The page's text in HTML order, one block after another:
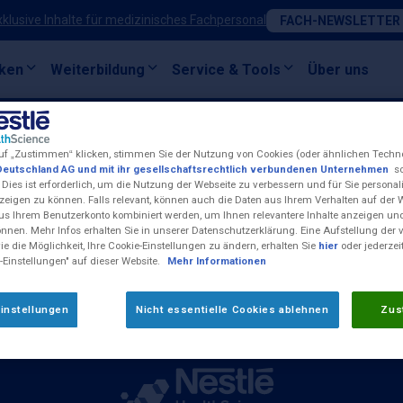
Inhalte für medizinisches Fachpersonal FACH-NEWSLETTER
Weiterbildung Service & Tools Über uns
Uhr und Freitag
Kontakt
Impressum
Nestlé Health Science
Cookie-Einstellungen
Compliance-Meldungen
„Zustimmen“ klicken, stimmen Sie der Nutzung von Cookies (oder ähnlichen
AG und mit ihr gesellschaftsrechtlich verbundenen Unternehmen
Dies ist erforderlich, um die Nutzung der Webseite zu verbessern und für Sie
zu können. Falls relevant, können auch die Daten aus Ihrem Verhalten auf der
Ihrem Benutzerkonto kombiniert werden, um Ihnen relevantere Inhalte anzeigen
Mehr Infos erhalten Sie in unserer Datenschutzerklärung. Eine Aufstellung der
die Möglichkeit, Ihre Cookie-Einstellungen zu ändern, erhalten Sie hier oder
Einstellungen" auf dieser Website.
Mehr Informationen
Nicht essentielle Cookies ablehnen